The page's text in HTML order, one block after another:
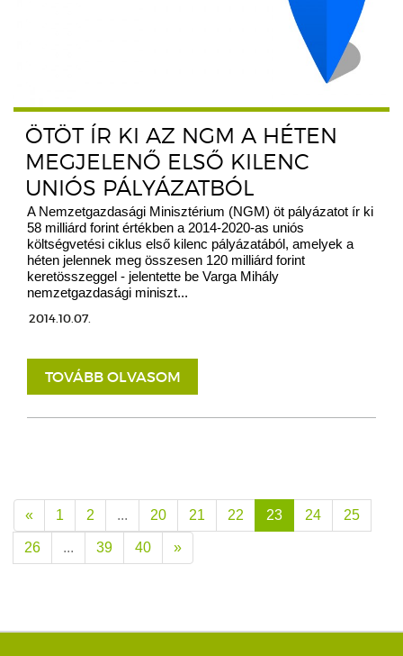
ÖTÖT ÍR KI AZ NGM A HÉTEN
MEGJELENŐ ELSŐ KILENC
UNIÓS PÁLYÁZATBÓL
A Nemzetgazdasági Minisztérium (NGM) öt pályázatot ír ki
58 milliárd forint értékben a 2014-2020-as uniós
költségvetési ciklus első kilenc pályázatából, amelyek a
héten jelennek meg összesen 120 milliárd forint
keretösszeggel - jelentette be Varga Mihály
nemzetgazdasági miniszt...
2014.10.07.
TOVÁBB OLVASOM
« 1 2 ... 20 21 22 23 24 25
26 ... 39 40 »